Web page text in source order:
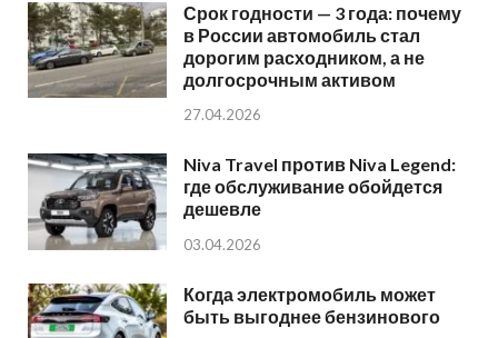
Срок годности — 3 года: почему
в России автомобиль стал
дорогим расходником, а не
долгосрочным активом
27.04.2026
Niva Travel против Niva Legend:
где обслуживание обойдется
дешевле
03.04.2026
Когда электромобиль может
быть выгоднее бензинового